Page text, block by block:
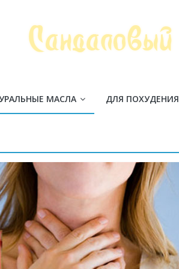
МАСЛА ДЛЯ ПОХУДЕНИЯ